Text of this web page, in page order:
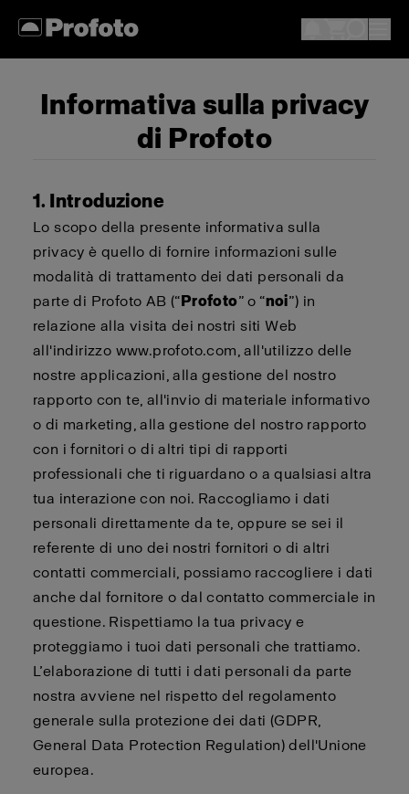
Informativa sulla privacy
di Profoto
1. Introduzione
Lo scopo della presente informativa sulla
privacy è quello di fornire informazioni sulle
modalità di trattamento dei dati personali da
parte di Profoto AB (“Profoto” o “noi”) in
relazione alla visita dei nostri siti Web
all'indirizzo www.profoto.com, all'utilizzo delle
nostre applicazioni, alla gestione del nostro
rapporto con te, all'invio di materiale informativo
o di marketing, alla gestione del nostro rapporto
con i fornitori o di altri tipi di rapporti
professionali che ti riguardano o a qualsiasi altra
tua interazione con noi. Raccogliamo i dati
personali direttamente da te, oppure se sei il
referente di uno dei nostri fornitori o di altri
contatti commerciali, possiamo raccogliere i dati
anche dal fornitore o dal contatto commerciale in
questione. Rispettiamo la tua privacy e
proteggiamo i tuoi dati personali che trattiamo.
L’elaborazione di tutti i dati personali da parte
nostra avviene nel rispetto del regolamento
generale sulla protezione dei dati (GDPR,
General Data Protection Regulation) dell'Unione
europea.